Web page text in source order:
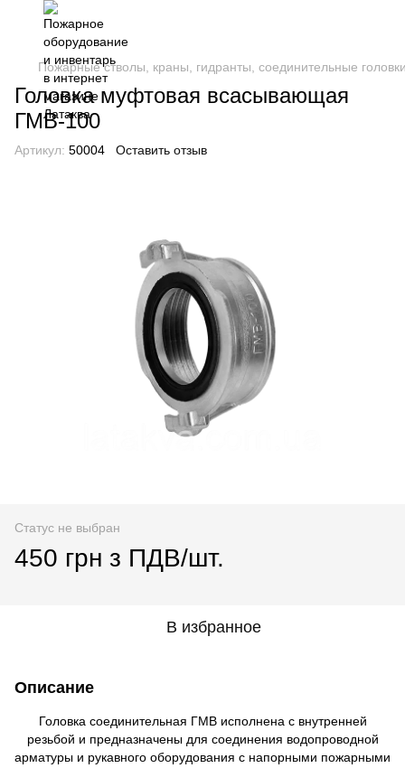
Пожарные стволы, краны, гидранты, соединительные
Головка муфтовая всасывающая
ГМВ-100
Артикул: 50004 Оставить отзыв
Статус не выбран
450 грн з ПДВ/шт.
В избранное
Описание
Головка соединительная ГМВ исполнена с внутренней
резьбой и предназначены для соединения водопроводной
арматуры и рукавного оборудования с напорными пожарными